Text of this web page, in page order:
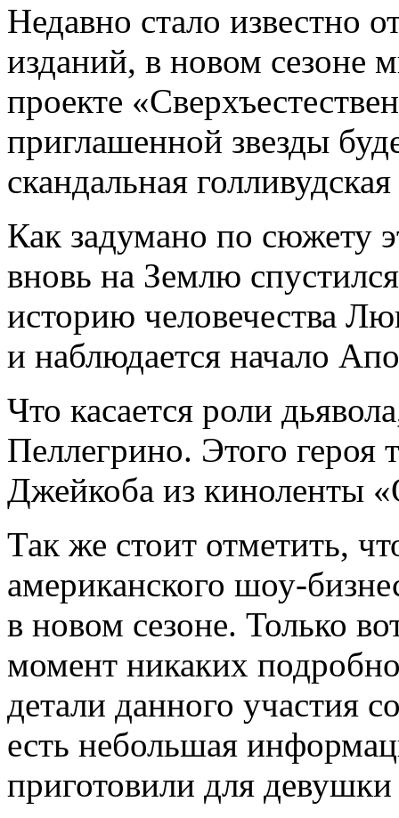
Недавно стало известно
изданий, в новом сезоне
проекте
приглашенной звезды
скандальная
Как задумано по сюжету
вновь на Землю
историю человечества
и наблюдается начало
Что касается роли
Пеллегрино. Этого героя
Джейкоба из киноленты
Так же стоит отметить,
американского шоу-
в новом сезоне. Только
момент никаких
детали данного участия
есть небольшая
приготовили для